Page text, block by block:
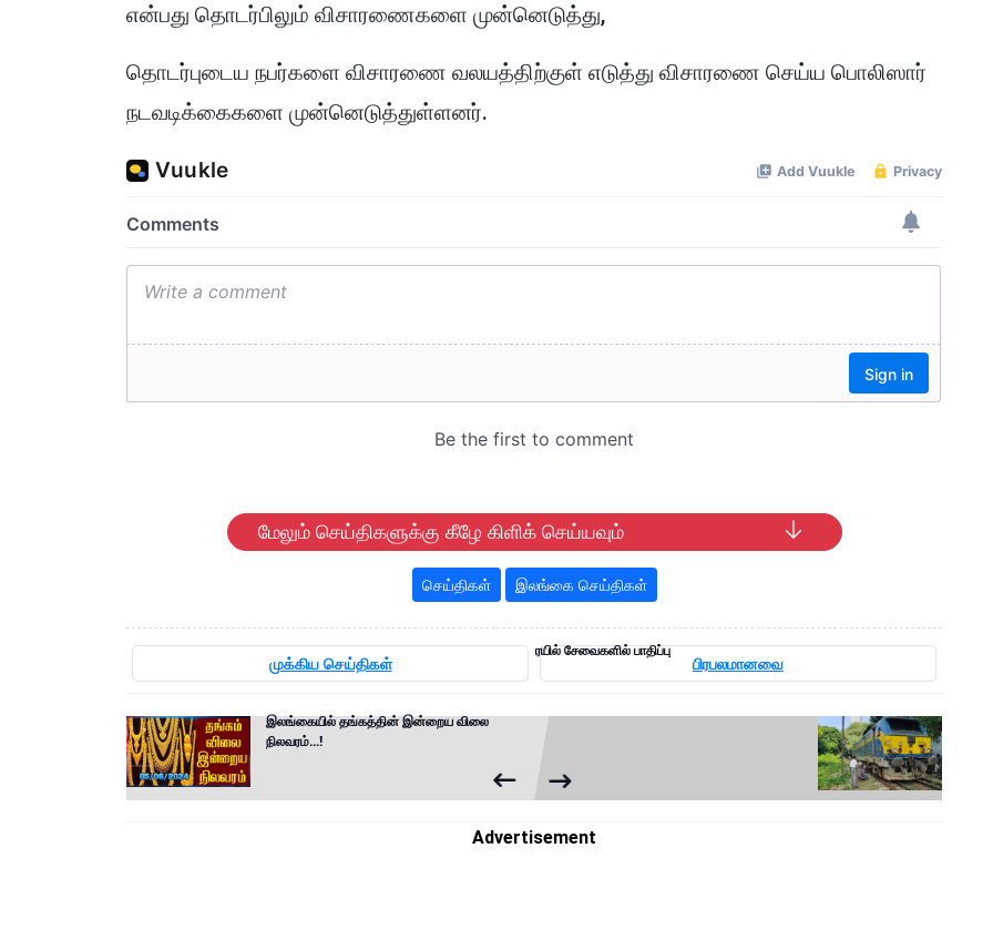
என்பது தொடர்பிலும் விசாரணைகளை முன்னெடுத்து,
தொடர்புடைய நபர்களை விசாரணை வலயத்திற்குள் எடுத்து விசாரணை செய்ய பொலிஸார்
நடவடிக்கைகளை முன்னெடுத்துள்ளனர்.
மேலும் செய்திகளுக்கு கீழே கிளிக் செய்யவும்
செய்திகள் இலங்கை செய்திகள்
முக்கிய செய்திகள் பிரபலமானவை
இலங்கையில் தங்கத்தின் இன்றைய விலை
நிலவரம்...!
ரயில் சேவைகளில் பாதிப்பு
Advertisement